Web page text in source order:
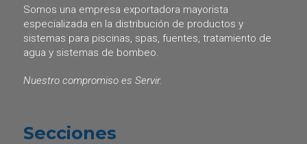
Somos una empresa exportadora mayorista
especializada en la distribución de productos y
sistemas para piscinas, spas, fuentes, tratamiento de
agua y sistemas de bombeo.
Nuestro compromiso es Servir.
Secciones